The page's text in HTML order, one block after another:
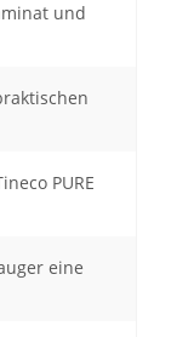
und
PURE
eine